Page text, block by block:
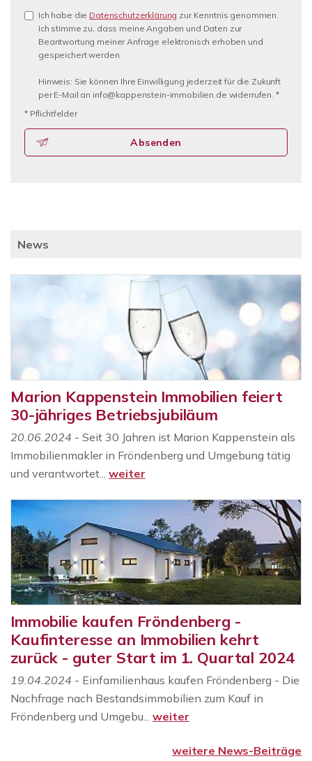
Ich habe die Datenschutzerklärung zur Kenntnis genommen.
Ich stimme zu, dass meine Angaben und Daten zur
Beantwortung meiner Anfrage elektronisch erhoben und
gespeichert werden.
Hinweis: Sie können Ihre Einwilligung jederzeit für die Zukunft
per E-Mail an info@kappenstein-immobilien.de widerrufen. *
* Pflichtfelder
Absenden
News
Marion Kappenstein Immobilien feiert
30-jähriges Betriebsjubiläum
20.06.2024 - Seit 30 Jahren ist Marion Kappenstein als
Immobilienmakler in Fröndenberg und Umgebung tätig
und verantwortet... weiter
Immobilie kaufen Fröndenberg -
Kaufinteresse an Immobilien kehrt
zurück - guter Start im 1. Quartal 2024
19.04.2024 - Einfamilienhaus kaufen Fröndenberg - Die
Nachfrage nach Bestandsimmobilien zum Kauf in
Fröndenberg und Umgebu... weiter
weitere News-Beiträge